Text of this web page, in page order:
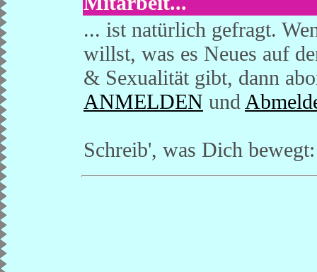
... ist natürlich gefragt.
willst, was es Neues auf
& Sexualität gibt, dann
ANMELDEN und
Schreib', was Dich